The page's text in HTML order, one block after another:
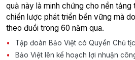
quả này là minh chứng cho nền tảng
chiến lược phát triển bền vững mà
theo đuổi trong 60 năm qua.
Tập đoàn Bảo Việt có Quyền Chủ
Bảo Việt lên kế hoạch lợi nhuận